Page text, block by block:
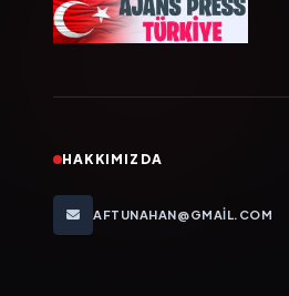
HAKKIMIZDA
AFTUNAHAN@GMAIL.COM